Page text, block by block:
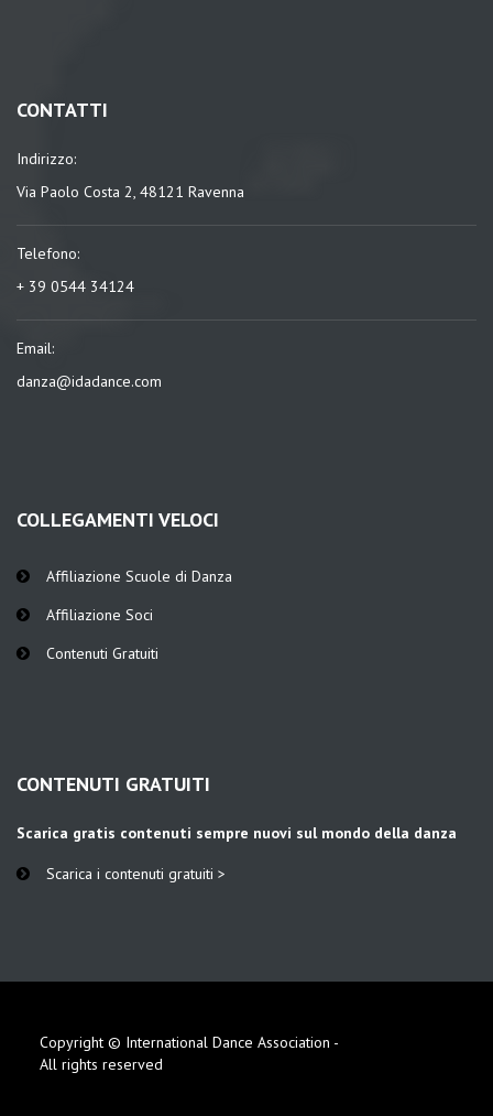
CONTATTI
Indirizzo:
Via Paolo Costa 2, 48121 Ravenna
Telefono:
+ 39 0544 34124
Email:
danza@idadance.com
COLLEGAMENTI VELOCI
Affiliazione Scuole di Danza
Affiliazione Soci
Contenuti Gratuiti
CONTENUTI GRATUITI
Scarica gratis contenuti sempre nuovi sul mondo della danza
Scarica i contenuti gratuiti >
Copyright © International Dance Association -
All rights reserved